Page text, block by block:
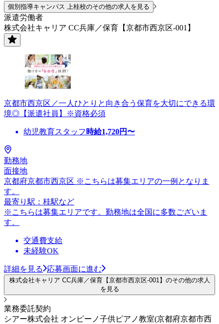
個別指導キャンパス 上桂校のその他の求人を見る
派遣労働者
株式会社キャリア CC兵庫／保育【京都市西京区-001】
京都市西京区／一人ひとりと向き合う保育を大切にできる環
境◎【派遣社員】※資格必須
幼児教育スタッフ 時給1,720円〜
勤務地
面接地
京都府京都市西京区 ※こちらは募集エリアの一例となりま
す。
最寄り駅：桂駅など
※こちらは募集エリアです。勤務地は全国に多数ございま
す。
交通費支給
未経験OK
詳細を見る 応募画面に進む
株式会社キャリア CC兵庫／保育【京都市西京区-001】のその他の求人
を見る
業務委託契約
シアー株式会社 オンピーノ子供ピアノ教室(京都府京都市西